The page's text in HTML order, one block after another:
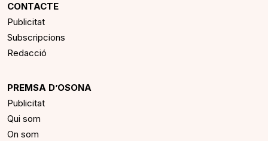
CONTACTE
Publicitat
Subscripcions
Redacció
PREMSA D’OSONA
Publicitat
Qui som
On som